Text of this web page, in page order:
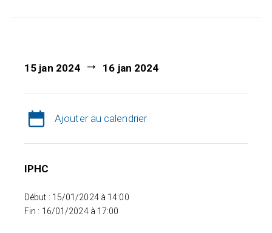
15 jan 2024 16 jan 2024
Ajouter au calendrier
IPHC
Début : 15/01/2024 à 14:00
Fin : 16/01/2024 à 17:00